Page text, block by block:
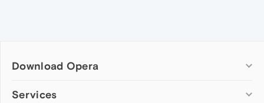
Download Opera
Computer browsers
Services